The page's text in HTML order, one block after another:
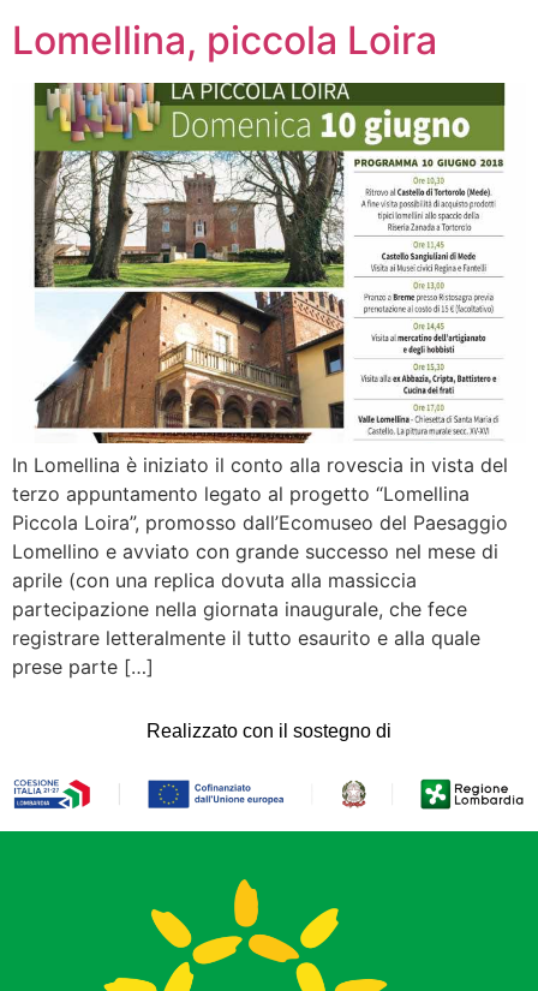
Lomellina, piccola Loira
In Lomellina è iniziato il conto alla rovescia in vista del
terzo appuntamento legato al progetto “Lomellina
Piccola Loira”, promosso dall’Ecomuseo del Paesaggio
Lomellino e avviato con grande successo nel mese di
aprile (con una replica dovuta alla massiccia
partecipazione nella giornata inaugurale, che fece
registrare letteralmente il tutto esaurito e alla quale
prese parte […]
Realizzato con il sostegno di